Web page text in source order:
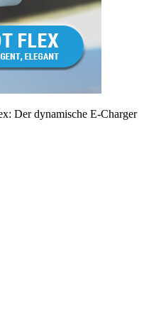
Der dynamische E-Charger